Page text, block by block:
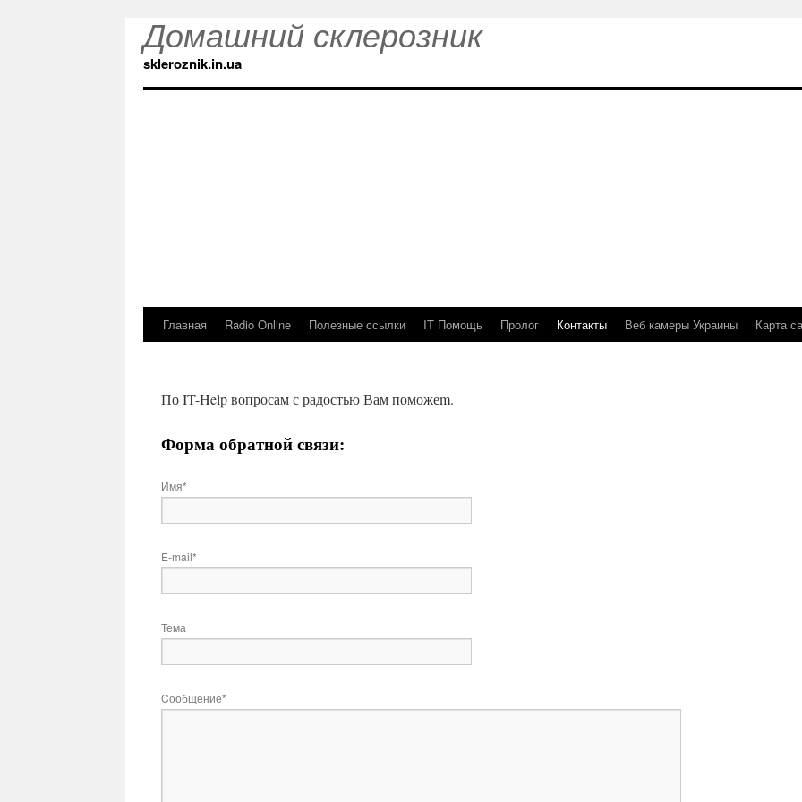
Домашний склерозник
skleroznik.in.ua
Главная Radio Online Полезные ссылки IT Помощь Пролог Контакты Веб камеры Украины Карта
По IT-Help вопросам с радостью Вам поможеm.
Форма обратной связи:
Имя*
E-mail*
Тема
Cообщение*